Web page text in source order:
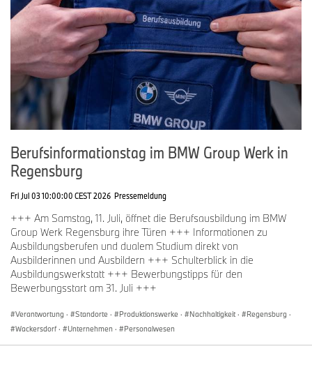
www.bmwgroup-werke.com/wackersdorf/de.html
Berufsinformationstag im BMW Group Werk in
Regensburg
Fri Jul 03 10:00:00 CEST 2026 Pressemeldung
+++ Am Samstag, 11. Juli, öffnet die Berufsausbildung im BMW
Group Werk Regensburg ihre Türen +++ Informationen zu
Ausbildungsberufen und dualem Studium direkt von
Ausbilderinnen und Ausbildern +++ Schulterblick in die
Ausbildungswerkstatt +++ Bewerbungstipps für den
Bewerbungsstart am 31. Juli +++
Verantwortung · Standorte · Produktionswerke · Nachhaltigkeit · Regensburg ·
Wackersdorf · Unternehmen · Personalwesen